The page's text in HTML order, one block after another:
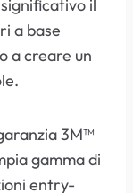
il
a base
a creare un
3M™
gamma di
entry-